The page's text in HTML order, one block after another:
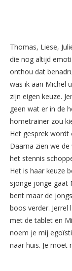
Thomas, Liese,
die nog altijd
onthou dat
was ik aan Michel
zijn eigen keuze.
geen wat er in de
hometrainer zou
Het gesprek wordt
Daarna zien we
het stennis
Het is haar keuze
sjonge jonge gaat
bent maar de
boos verder. Jerrel
met de tablet en
noem je mij
naar huis. Je moet